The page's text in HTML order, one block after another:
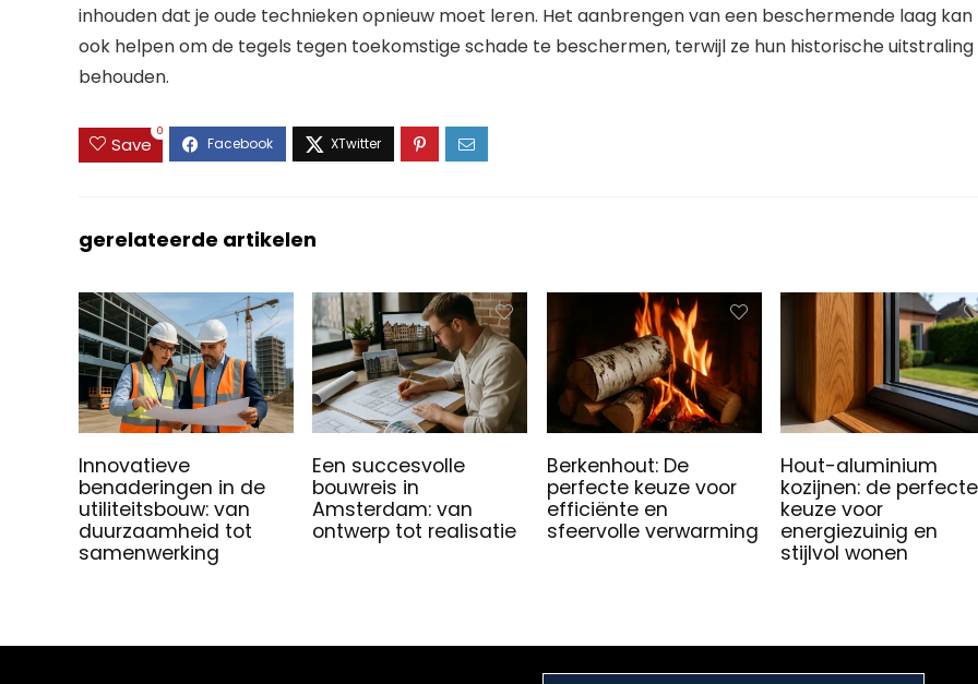
inhouden dat je oude technieken opnieuw moet leren. Het aanbrengen van een beschermende laag kan
ook helpen om de tegels tegen toekomstige schade te beschermen, terwijl ze hun historische uitstraling
behouden.
Save
0
gerelateerde artikelen
Innovatieve
benaderingen in de
utiliteitsbouw: van
duurzaamheid tot
samenwerking
Een succesvolle
bouwreis in
Amsterdam: van
ontwerp tot realisatie
Berkenhout: De
perfecte keuze voor
efficiënte en
sfeervolle verwarming
Hout-aluminium
kozijnen: de perfecte
keuze voor
energiezuinig en
stijlvol wonen